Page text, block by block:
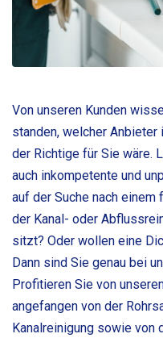
Von unseren Kunden
standen, welcher
der Richtige für Sie wäre.
auch inkompetente und
auf der Suche nach einem
der Kanal- oder
sitzt? Oder wollen eine
Dann sind Sie genau bei
Profitieren Sie von
angefangen von der
Kanalreinigung sowie von